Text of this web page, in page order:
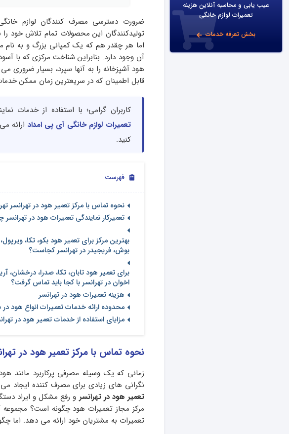
عیب یابی و محاسبه آنلاین هزینه
تعمیرات لوازم خانگی
بخش تعرفه خدمات
ضرورت دسترسی مصرف کنندگان لوازم
تولیدکنندگان این محصولات تمام تلاش خود را
اما هر چقدر هم که یک کمپانی بزرگ و به نام
آن وجود دارد. بنابراین شناخت مرکزی که با
هود آشپزخانه را به آنها سپرد، بسیار ضروری
قابل اطمینان که در سریعترین زمان ممکن
کاربران گرامی؛ با استفاده از خدمات
تعمیرات لوازم خانگی آی پی امداد
کنید.
فهرست
نحوه تماس با مرکز تعمیر هود در تهرانسر
تعمیرکار نمایندگی تعمیرات هود در
بهترین مرکز برای تعمیر هود بکو، تکا،
بوش، فریجیدر در تهرانسر کجاست؟
برای تعمیر هود تابان، تکا، صدرا، درخشان،
اخوان در تهرانسر با کجا باید تماس گرفت؟
هزینه تعمیرات هود در تهرانسر
محدوده ارائه خدمات تعمیرات انواع هود در
مزایای استفاده از خدمات تعمیر هود در
نحوه تماس با مرکز تعمیر هود در
زمانی که یک وسیله مصرفی پرکاربرد مانند
نگرانی های زیادی برای مصرف کننده
تعمیر هود در تهرانسر و رفع مشکل و ایراد
مرکز مجاز تعمیرات هود چگونه است؟
تعمیرات به مشتریان خود ارائه می دهد. اما